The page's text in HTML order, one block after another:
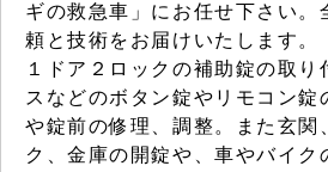
ギの救急車」にお任せ下さい。
頼と技術をお届けいたします。
１ドア２ロックの補助錠の取り
スなどのボタン錠やリモコン錠
や錠前の修理、調整。また玄関
ク、金庫の開錠や、車やバイク